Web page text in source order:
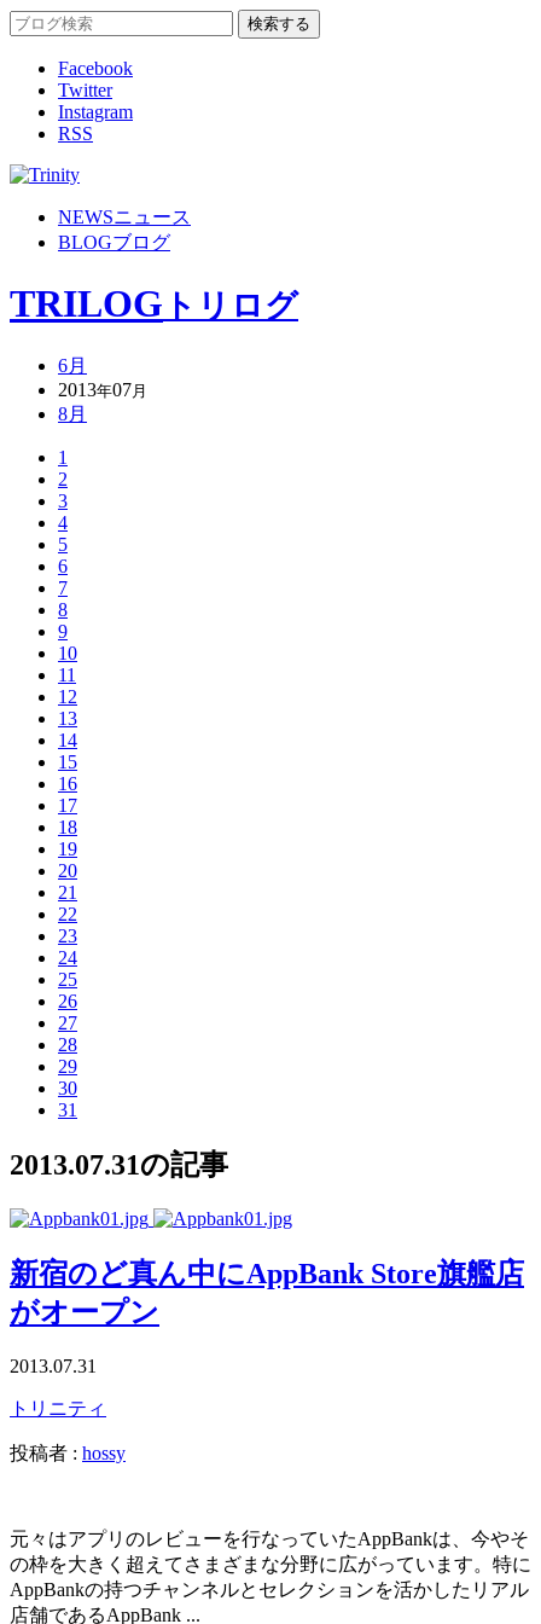
Facebook
Twitter
Instagram
RSS
NEWSニュース
BLOGブログ
TRILOG トリログ
6月
2013年07 月
8月
1
2
3
4
5
6
7
8
9
10
11
12
13
14
15
16
17
18
19
20
21
22
23
24
25
26
27
28
29
30
31
2013.07.31の記事
新宿のど真ん中にAppBank Store旗艦店
がオープン
2013.07.31
トリニティ
投稿者 : hossy
元々はアプリのレビューを行なっていたAppBankは、今やそ
の枠を大きく超えてさまざまな分野に広がっています。特に
AppBankの持つチャンネルとセレクションを活かしたリアル
店舗であるAppBank ...